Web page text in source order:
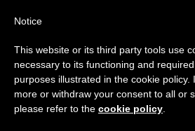
Aviso importante
Del 27 de julio al 7 de agosto
anual, aprovechando que en el
se generan menos
Notice
This website or its third party tools use
necessary to its functioning and
purposes illustrated in the cookie policy.
more or withdraw your consent to all or
please refer to the cookie policy